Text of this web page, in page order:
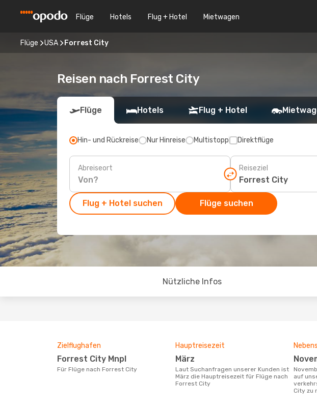
Flüge Hotels Flug + Hotel Mietwagen
Flüge USA Forrest City
Reisen nach Forrest City
Flüge Hotels Flug + Hotel
Hin- und Rückreise Nur Hinreise Multistopp Direktflüge
Abreiseort Reiseziel
Flug + Hotel suchen Flüge suchen
Nützliche Infos
Zielflughafen
Forrest City Mnpl
Für Flüge nach Forrest City
Hauptreisezeit
März
Laut Suchanfragen unserer Kunden ist
März die Hauptreisezeit für Flüge nach
Forrest City
November ist laut den Suchanfragen
auf
City zu